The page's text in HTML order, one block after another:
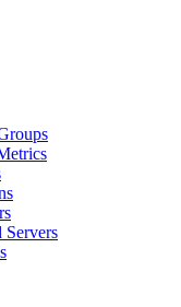
Servers